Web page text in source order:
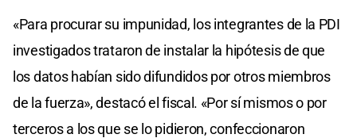
«Para procurar su impunidad, los integrantes de la PDI
investigados trataron de instalar la hipótesis de que
los datos habían sido difundidos por otros miembros
de la fuerza», destacó el fiscal. «Por sí mismos o por
terceros a los que se lo pidieron, confeccionaron